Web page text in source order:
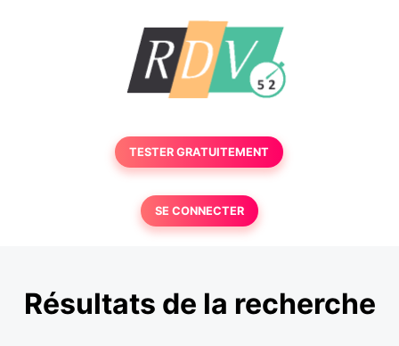
TESTER GRATUITEMENT
SE CONNECTER
Résultats de la recherche